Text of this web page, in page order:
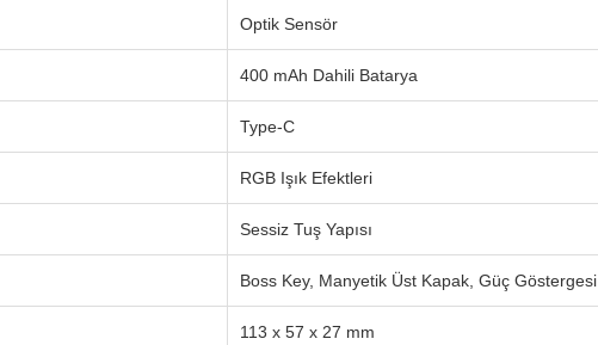
Optik Sensör
400 mAh Dahili Batarya
Type-C
RGB Işık Efektleri
Sessiz Tuş Yapısı
Boss Key, Manyetik Üst Kapak, Güç Göstergesi
113 x 57 x 27 mm